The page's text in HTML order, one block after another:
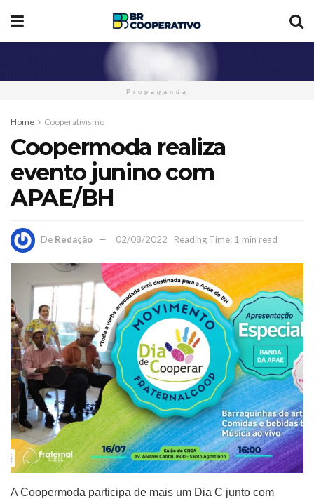
Propaganda
Home Cooperativismo
Coopermoda realiza
evento junino com
APAE/BH
De Redação 02/08/2022 Reading Time: 1 min read
A Coopermoda participa de mais um Dia C junto com